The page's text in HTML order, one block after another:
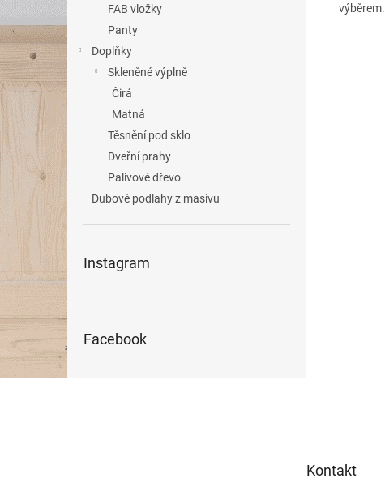
FAB vložky
Panty
Doplňky
Skleněné výplně
Čirá
Matná
Těsnění pod sklo
Dveřní prahy
Palivové dřevo
Dubové podlahy z masivu
Instagram
Facebook
výběrem.
Kontakt